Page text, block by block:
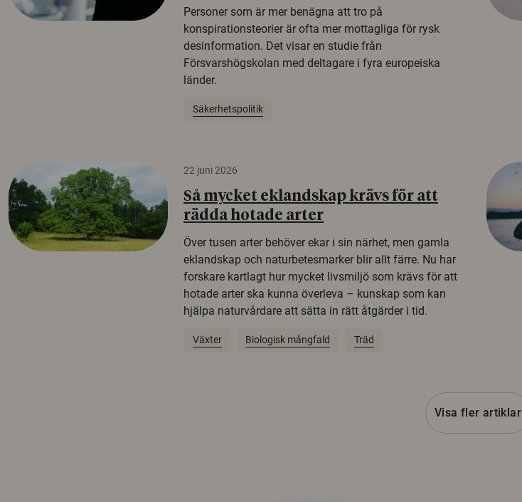
Personer som är mer benägna att tro på
konspirationsteorier är ofta mer mottagliga för rysk
desinformation. Det visar en studie från
Försvarshögskolan med deltagare i fyra europeiska
länder.
Säkerhetspolitik
22 juni 2026
Så mycket eklandskap krävs för att
rädda hotade arter
Över tusen arter behöver ekar i sin närhet, men gamla
eklandskap och naturbetesmarker blir allt färre. Nu har
forskare kartlagt hur mycket livsmiljö som krävs för att
hotade arter ska kunna överleva – kunskap som kan
hjälpa naturvårdare att sätta in rätt åtgärder i tid.
Växter Biologisk mångfald Träd
Visa fler artiklar